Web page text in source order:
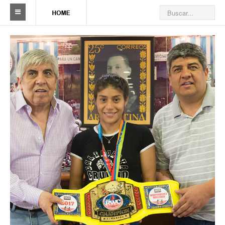
Sindicato
Reseña histórica
Autoridades
Delegaciones
Seccionales
Ramas por actividad
Camioneros solidarios
Galería de Delegaciones y Seccionales
Galería de videos
Videos de prevención